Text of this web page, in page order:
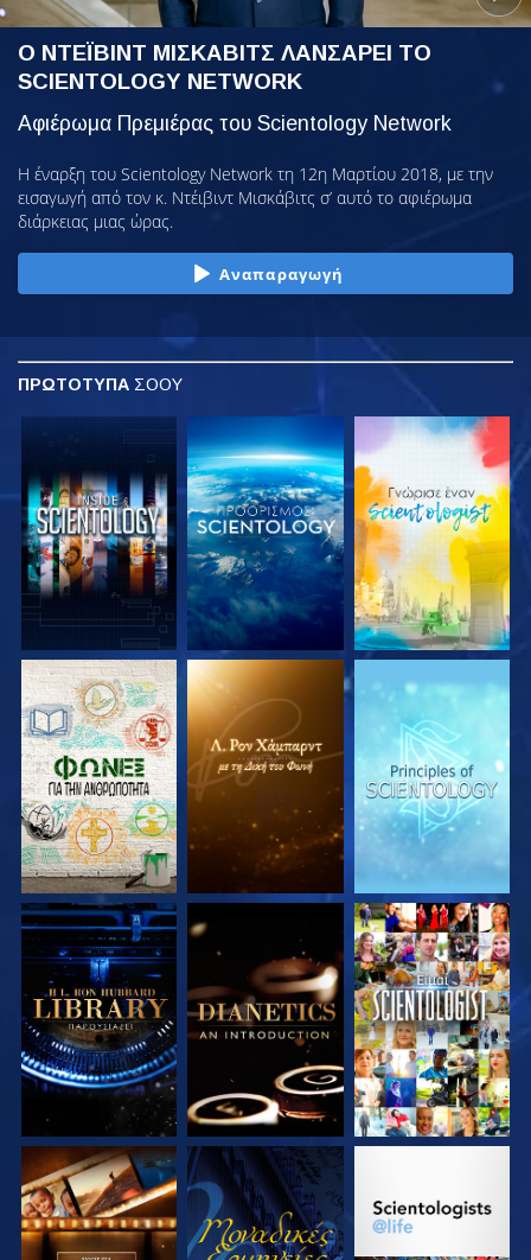
Ο ΝΤΕΪΒΙΝΤ ΜΙΣΚΑΒΙΤΣ ΛΑΝΣΑΡΕΙ ΤΟ
SCIENTOLOGY NETWORK
Αφιέρωμα Πρεμιέρας του Scientology Network
Η έναρξη του Scientology Network τη 12η Μαρτίου 2018, με την
εισαγωγή από τον κ. Ντέιβιντ Μισκάβιτς σ’ αυτό το αφιέρωμα
διάρκειας μιας ώρας.
Αναπαραγωγή
ΠΡΩΤΟΤΥΠΑ ΣΟΟΥ
ΕΞΕΡΕΥΝΗΣΤΕ ΤΗ
ΣΕΙΡΑ
ΕΞΕΡΕΥΝΗΣΤΕ ΤΗ
ΣΕΙΡΑ
ΕΞΕΡΕΥΝΗΣΤΕ ΤΗ
ΣΕΙΡΑ
ΕΞΕΡΕΥΝΗΣΤΕ ΤΗ
ΣΕΙΡΑ
ΕΞΕΡΕΥΝΗΣΤΕ ΤΗ
ΣΕΙΡΑ
ΠΑΡΑΚΟΛΟΥΘΗΣΤΕ
ΕΞΕΡΕΥΝΗΣΤΕ ΤΗ
ΣΕΙΡΑ
ΠΑΡΑΚΟΛΟΥΘΗΣΤΕ
ΕΞΕΡΕΥΝΗΣΤΕ ΤΗ